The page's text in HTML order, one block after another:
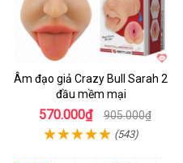
Âm đạo giả Crazy Bull Sarah 2
đầu mềm mại
570.000₫ 905.000₫
(543)